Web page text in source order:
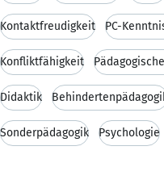
Kontaktfreudigkeit PC-
Konfliktfähigkeit
Didaktik
Sonderpädagogik Psychologie